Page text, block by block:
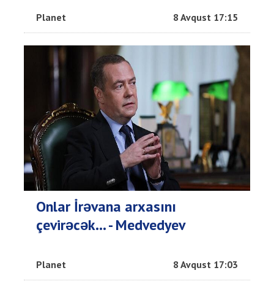
Planet 8 Avqust 17:15
Onlar İrəvana arxasını
çevirəcək... - Medvedyev
Planet 8 Avqust 17:03